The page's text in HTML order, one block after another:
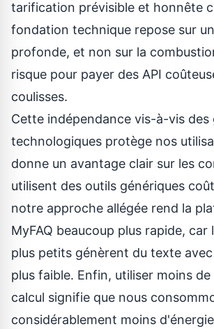
tarification prévisible et honnête
fondation technique repose sur
profonde, et non sur la
risque pour payer des API
coulisses.
Cette indépendance vis-à-vis des
technologiques protège nos
donne un avantage clair sur les
utilisent des outils génériques
notre approche allégée rend la
MyFAQ beaucoup plus rapide, car
plus petits génèrent du texte
plus faible. Enfin, utiliser moins
calcul signifie que nous
considérablement moins